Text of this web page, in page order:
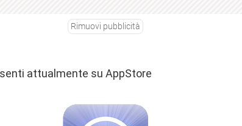
Rimuovi pubblicità
attualmente su AppStore